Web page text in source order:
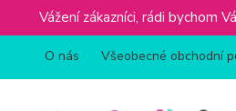
Vážení zákazníci, rádi bychom
O nás Všeobecné obchodní